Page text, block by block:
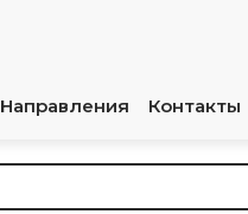
Направления Контакты